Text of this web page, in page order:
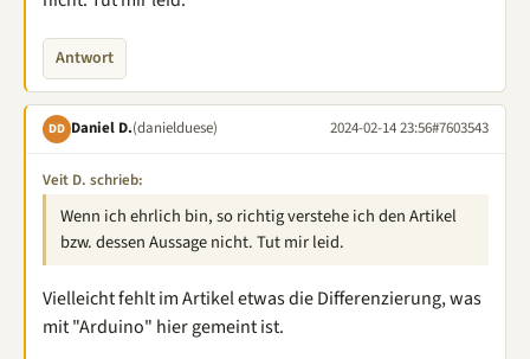
Antwort
DD Daniel D.(danielduese) 2024-02-14 23:56#7603543
Veit D. schrieb:
Wenn ich ehrlich bin, so richtig verstehe ich den Artikel
bzw. dessen Aussage nicht. Tut mir leid.
Vielleicht fehlt im Artikel etwas die Differenzierung, was
mit "Arduino" hier gemeint ist.